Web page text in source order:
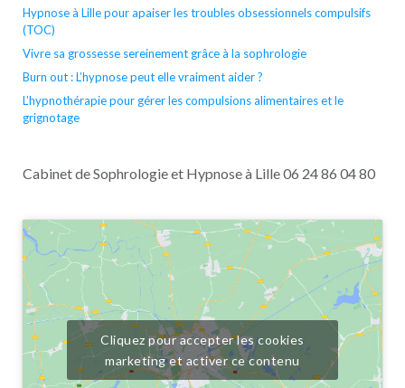
Hypnose à Lille pour apaiser les troubles obsessionnels compulsifs
(TOC)
Vivre sa grossesse sereinement grâce à la sophrologie
Burn out : L’hypnose peut elle vraiment aider ?
L’hypnothérapie pour gérer les compulsions alimentaires et le
grignotage
Cabinet de Sophrologie et Hypnose à Lille 06 24 86 04 80
Cliquez pour accepter les cookies
marketing et activer ce contenu